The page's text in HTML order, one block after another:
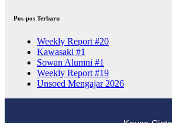
Pos-pos Terbaru
Weekly Report #20
Kawasaki #1
Sowan Alumni #1
Weekly Report #19
Unsoed Mengajar 2026